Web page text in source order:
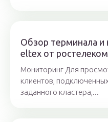
Обзор терминала и
eltex от
Мониторинг Для
клиентов,
заданного кластера,...